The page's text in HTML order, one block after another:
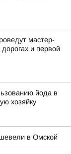
мастер-
и первой
йода в
хозяйку
в Омской